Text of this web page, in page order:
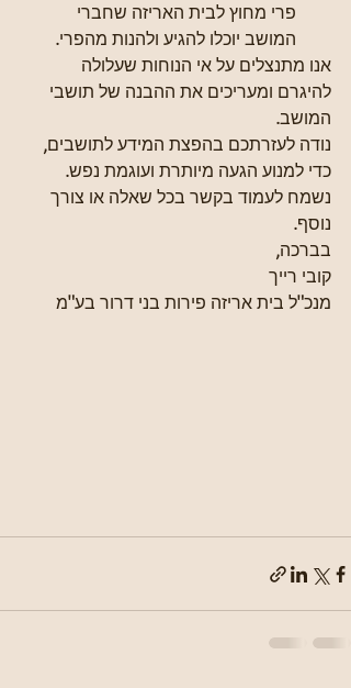
פרי מחוץ לבית האריזה שחברי
המושב יוכלו להגיע ולהנות מהפרי.
אנו מתנצלים על אי הנוחות שעלולה
להיגרם ומעריכים את ההבנה של תושבי
המושב.
נודה לעזרתכם בהפצת המידע לתושבים,
כדי למנוע הגעה מיותרת ועוגמת נפש.
נשמח לעמוד בקשר בכל שאלה או צורך
נוסף.
בברכה,
קובי רייך
מנכ"ל בית אריזה פירות בני דרור בע"מ